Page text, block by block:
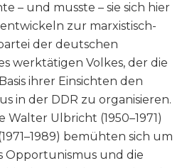
– und musste – sie sich hier
zur marxistisch-
der deutschen
werktätigen Volkes, der die
ihrer Einsichten den
in der DDR zu organisieren.
Ulbricht (1950–1971)
bemühten sich um
Opportunismus und die